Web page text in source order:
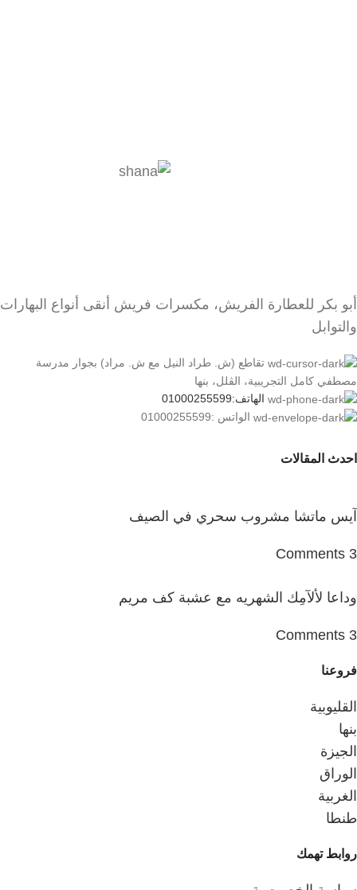
أبو بكر للعطارة الفريش، مكسرات فريش أنقى أنواع البهارات
والتوابل
تقاطع (ش. طراد النيل مع ش. مراد) بجوار مدرسة
مصطفي كامل التجريبية، الڤلل، بنها
الهاتف:01000255599
الواتس :01000255599
احدث المقالات
آيس ماتشا مشروب سحري في الصيف
3 Comments
وداعا لألآمِك الشهريه مع عشبة كف مريم
3 Comments
فروعنا
القليوبية
بنها
الجيزة
الوراق
الغربية
طنطا
روابط تهمك